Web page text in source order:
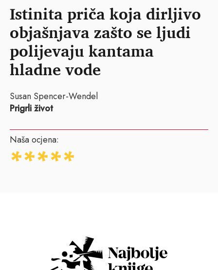
Istinita priča koja dirljivo
objašnjava zašto se ljudi
polijevaju kantama
hladne vode
Susan Spencer-Wendel
Prigrli život
Naša ocjena: